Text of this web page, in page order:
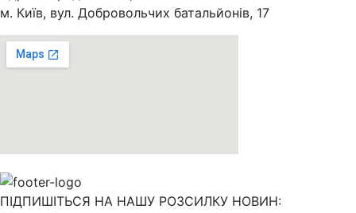
м. Київ, вул. Добровольчих батальйонів, 17
ПІДПИШІТЬСЯ НА НАШУ РОЗСИЛКУ НОВИН: